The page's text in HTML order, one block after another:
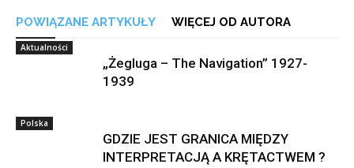
POWIĄZANE ARTYKUŁY WIĘCEJ OD AUTORA
Aktualności
„Żegluga – The Navigation” 1927-
1939
Polska
GDZIE JEST GRANICA MIĘDZY
INTERPRETACJĄ A KRĘTACTWEM ?